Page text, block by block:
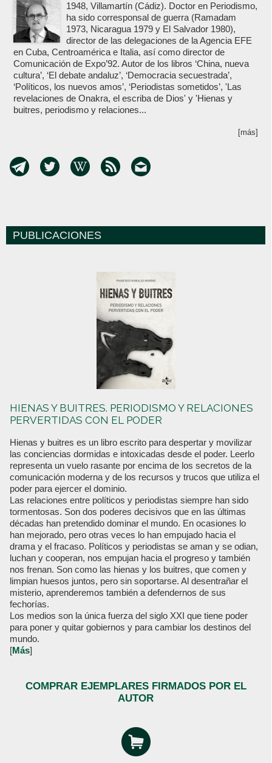
1948, Villamartín (Cádiz). Doctor en Periodismo,
ha sido corresponsal de guerra (Ramadam
1973, Nicaragua 1979 y El Salvador 1980),
director de las delegaciones de la Agencia EFE
en Cuba, Centroamérica e Italia, así como director de
Comunicación de Expo’92. Autor de los libros ‘China, nueva
cultura’, ‘El debate andaluz’, ‘Democracia secuestrada’,
‘Políticos, los nuevos amos’, ‘Periodistas sometidos’, 'Las
revelaciones de Onakra, el escriba de Dios' y 'Hienas y
buitres, periodismo y relaciones...
[más]
PUBLICACIONES
HIENAS Y BUITRES. PERIODISMO Y RELACIONES
PERVERTIDAS CON EL PODER
Hienas y buitres es un libro escrito para despertar y movilizar
las conciencias dormidas e intoxicadas desde el poder. Leerlo
representa un vuelo rasante por encima de los secretos de la
comunicación moderna y de los recursos y trucos que utiliza el
poder para ejercer el dominio.
Las relaciones entre políticos y periodistas siempre han sido
tormentosas. Son dos poderes decisivos que en las últimas
décadas han pretendido dominar el mundo. En ocasiones lo
han mejorado, pero otras veces lo han empujado hacia el
drama y el fracaso. Políticos y periodistas se aman y se odian,
luchan y cooperan, nos empujan hacia el progreso y también
nos frenan. Son como las hienas y los buitres, que comen y
limpian huesos juntos, pero sin soportarse. Al desentrañar el
misterio, aprenderemos también a defendernos de sus
fechorías.
Los medios son la única fuerza del siglo XXI que tiene poder
para poner y quitar gobiernos y para cambiar los destinos del
mundo.
[Más]
COMPRAR EJEMPLARES FIRMADOS POR EL
AUTOR